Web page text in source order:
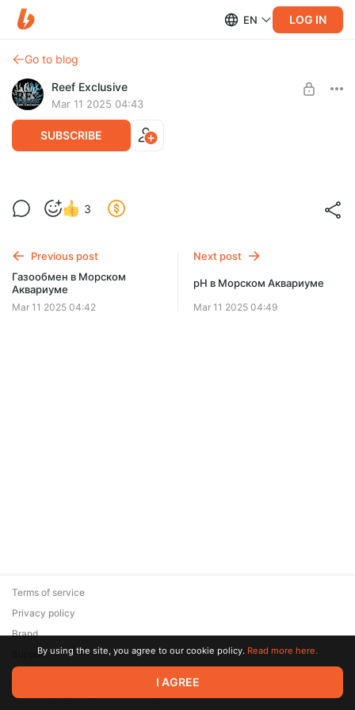
EN LOG IN
Go to blog
Reef Exclusive
Mar 11 2025 04:43
SUBSCRIBE
Всё про ОВП
этом видео!
UNLOCK POST
3
Previous post
Газообмен в Морском
Аквариуме
Mar 11 2025 04:42
Next post
рН в Морском Аквариуме
Mar 11 2025 04:49
© 2026 Zaya Solutions Limited. All rights reserved. All trademarks
are the property of their respective owners.
Terms of service
Privacy policy
Brand
SupportBy using the site, you agree to our cookie policy. Read more here.
I AGREE